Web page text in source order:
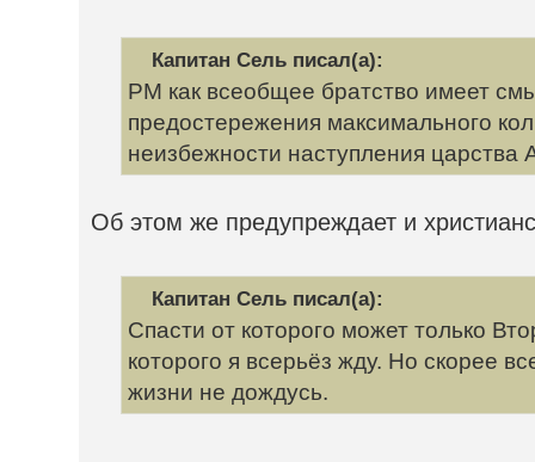
Капитан Сель писал(а):
РМ как всеобщее братство имеет
предостережения максимального
неизбежности наступления царства
Об этом же предупреждает и
Капитан Сель писал(а):
Спасти от которого может только
которого я всерьёз жду. Но скорее
жизни не дождусь.